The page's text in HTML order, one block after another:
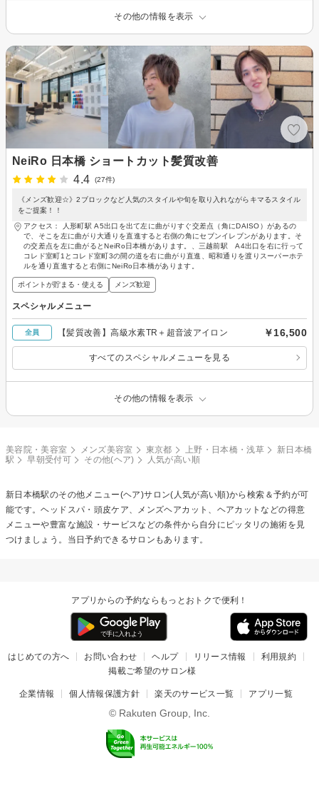
その他の情報を表示
NeiRo 日本橋 ショートカット髪質改善
4.4
(27件)
《メンズ歓迎☆》2ブロックなど人気のスタイルや旬を取り入れながらキマるスタイル
をご提案！！
アクセス： 人形町駅 A5出口を出て左に曲がりすぐ交差点（角にDAISO）があるの
で、そこを左に曲がり大通りを直進すると右側の角にセブンイレブンがあります。そ
の交差点を左に曲がるとNeiRo日本橋があります。、三越前駅 A4出口を右に行って
コレド室町1とコレド室町3の間の道を右に曲がり直進、昭和通りを渡りスーパーホテ
ルを通り直進すると右側にNeiRo日本橋があります。
ポイントが貯まる・使える メンズ歓迎
スペシャルメニュー
全員 【髪質改善】高級水素TR＋超音波アイロン ￥16,500
すべてのスペシャルメニューを見る
その他の情報を表示
美容院・美容室 メンズ美容室 東京都 上野・日本橋・浅草
新日本橋
駅
早朝受付可 その他(ヘア) 人気が高い順
新日本橋駅のその他メニュー(ヘア)サロン(人気が高い順)から検索＆予約が可
能です。ヘッドスパ・頭皮ケア、メンズヘアカット、ヘアカットなどの得意
メニューや豊富な施設・サービスなどの条件から自分にピッタリの施術を見
つけましょう。当日予約できるサロンもあります。
アプリからの予約ならもっとおトクで便利！
はじめての方へ お問い合わせ ヘルプ リリース情報
利用規約
掲載ご希望のサロン様
企業情報 個人情報保護方針 楽天のサービス一覧 アプリ一覧
© Rakuten Group, Inc.